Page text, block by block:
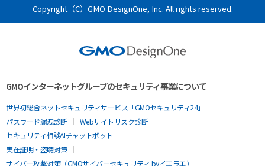
Copyright（C）GMO DesignOne, Inc. All rights reserved.
GMOインターネットグループのセキュリティ事業について
世界初総合ネットセキュリティサービス「GMOセキュリティ24」
パスワード漏洩診断
Webサイトリスク診断
セキュリティ相談AIチャットボット
実在証明・盗聴対策
サイバー攻撃対策（GMOサイバーセキュリティ byイエラエ）